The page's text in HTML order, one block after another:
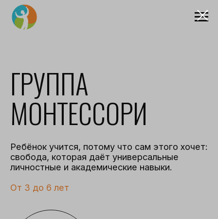
МОНТЕССОРИ
Ребёнок учится, потому что сам этого хочет:
свобода, которая даёт универсальные
личностные и академические навыки.
записаться на
экскурсию